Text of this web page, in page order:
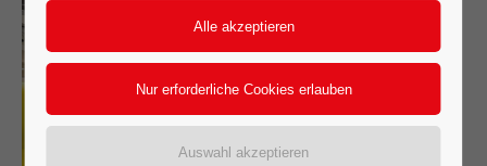
Lorem ipsum dolor sit amet: